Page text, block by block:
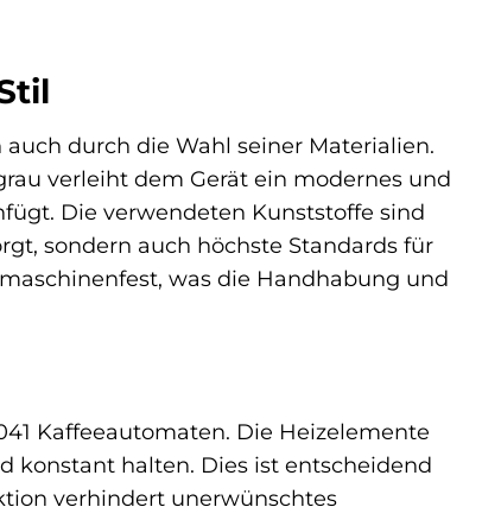
durch die Wahl seiner Materialien.
verleiht dem Gerät ein modernes und
Die verwendeten Kunststoffe sind
sondern auch höchste Standards für
was die Handhabung und
Kaffeeautomaten. Die Heizelemente
konstant halten. Dies ist entscheidend
verhindert unerwünschtes